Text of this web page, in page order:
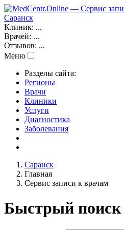
Саранск
Клиник: ...
Врачей: ...
Отзывов: ...
Меню
Разделы сайта:
Регионы
Врачи
Клиники
Услуги
Диагностика
Заболевания
Саранск
Главная
Сервис записи к врачам
Быстрый поиск